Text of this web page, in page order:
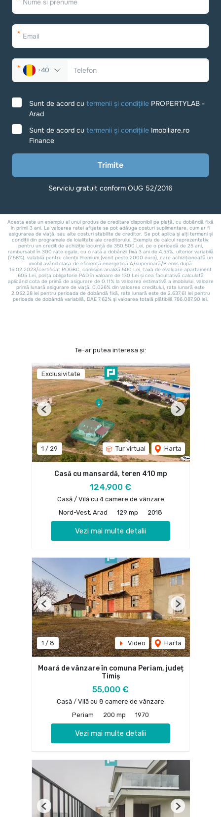
Te-ar putea interesa și:
Exclusivitate
1 / 29 Tur virtual Harta
Previous Next
Casă cu mansardă, teren 410 mp
124,900 €
Casă / Vilă cu 4 camere de vânzare
Nord-Vest, Arad
129 mp 2018
Vezi mai multe detalii
1 / 8 Video Harta
Previous Next
Moară de vânzare în comuna Periam, județ
Timiș
55,000 €
Casă / Vilă cu 8 camere de vânzare
Periam
200 mp 1970
Vezi mai multe detalii
Previous Next